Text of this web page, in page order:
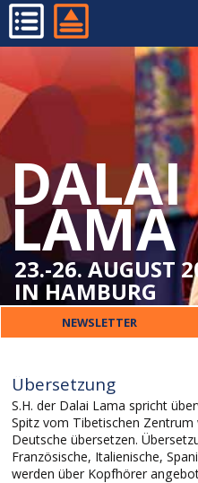
DALAI
LAMA
23.-26. AUGUST
IN HAMBURG
PROGRAMM
ORGANISATORISCHES
ORT
VERANSTALTER
PRESSE
KONTAKT
NEWSLETTER
Übersetzung
S.H. der Dalai Lama spricht
Spitz vom Tibetischen
Deutsche übersetzen.
Französische, Italienische,
werden über Kopfhörer